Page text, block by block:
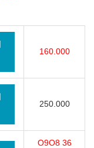
160.000
250.000
O9O8 36